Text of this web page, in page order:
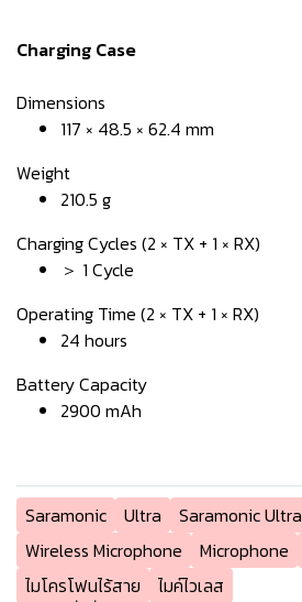
Charging Case
Dimensions
117 × 48.5 × 62.4 mm
Weight
210.5 g
Charging Cycles (2 × TX + 1 × RX)
＞ 1 Cycle
Operating Time (2 × TX + 1 × RX)
24 hours
Battery Capacity
2900 mAh
Saramonic Ultra
Saramonic Ultra
Wireless Microphone
Microphone
ไมโครโฟนไร้สาย
ไมค์ไวเลส